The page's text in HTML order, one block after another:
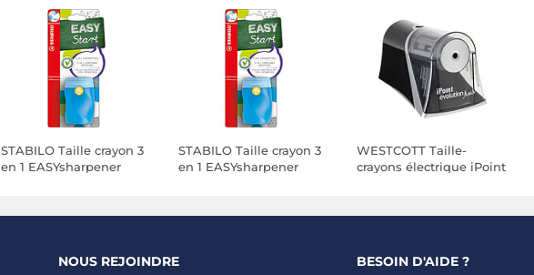
STABILO Taille crayon 3
en 1 EASYsharpener
STABILO Taille crayon 3
en 1 EASYsharpener
WESTCOTT Taille-
crayons électrique iPoint
NOUS REJOINDRE BESOIN D'AIDE ?